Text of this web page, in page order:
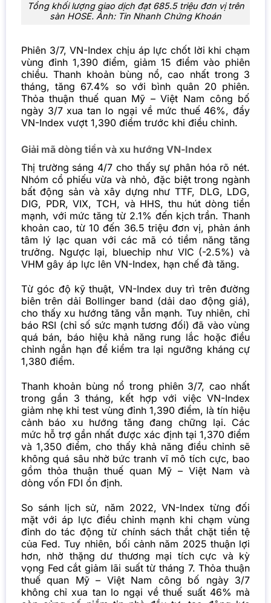
Tổng khối lượng giao dịch đạt 685.5 triệu đơn vị trên
sàn HOSE. Ảnh: Tin Nhanh Chứng Khoán
Phiên 3/7, VN-Index chịu áp lực chốt lời khi chạm
vùng đỉnh 1,390 điểm, giảm 15 điểm vào phiên
chiều. Thanh khoản bùng nổ, cao nhất trong 3
tháng, tăng 67.4% so với bình quân 20 phiên.
Thỏa thuận thuế quan Mỹ – Việt Nam công bố
ngày 3/7 xua tan lo ngại về mức thuế 46%, đẩy
VN-Index vượt 1,390 điểm trước khi điều chỉnh.
Giải mã dòng tiền và xu hướng VN-Index
Thị trường sáng 4/7 cho thấy sự phân hóa rõ nét.
Nhóm cổ phiếu vừa và nhỏ, đặc biệt trong ngành
bất động sản và xây dựng như TTF, DLG, LDG,
DIG, PDR, VIX, TCH, và HHS, thu hút dòng tiền
mạnh, với mức tăng từ 2.1% đến kịch trần. Thanh
khoản cao, từ 10 đến 36.5 triệu đơn vị, phản ánh
tâm lý lạc quan với các mã có tiềm năng tăng
trưởng. Ngược lại, bluechip như VIC (-2.5%) và
VHM gây áp lực lên VN-Index, hạn chế đà tăng.
Từ góc độ kỹ thuật, VN-Index duy trì trên đường
biên trên dải Bollinger band (dải dao động giá),
cho thấy xu hướng tăng vẫn mạnh. Tuy nhiên, chỉ
báo RSI (chỉ số sức mạnh tương đối) đã vào vùng
quá bán, báo hiệu khả năng rung lắc hoặc điều
chỉnh ngắn hạn để kiểm tra lại ngưỡng kháng cự
1,380 điểm.
Thanh khoản bùng nổ trong phiên 3/7, cao nhất
trong gần 3 tháng, kết hợp với việc VN-Index
giảm nhẹ khi test vùng đỉnh 1,390 điểm, là tín hiệu
cảnh báo xu hướng tăng đang chững lại. Các
mức hỗ trợ gần nhất được xác định tại 1,370 điểm
và 1,350 điểm, cho thấy khả năng điều chỉnh sẽ
không quá sâu nhờ bức tranh vĩ mô tích cực, bao
gồm thỏa thuận thuế quan Mỹ – Việt Nam và
dòng vốn FDI ổn định.
So sánh lịch sử, năm 2022, VN-Index từng đối
mặt với áp lực điều chỉnh mạnh khi chạm vùng
đỉnh do tác động từ chính sách thắt chặt tiền tệ
của Fed. Tuy nhiên, bối cảnh năm 2025 thuận lợi
hơn, nhờ thặng dư thương mại tích cực và kỳ
vọng Fed cắt giảm lãi suất từ tháng 7. Thỏa thuận
thuế quan Mỹ – Việt Nam công bố ngày 3/7
không chỉ xua tan lo ngại về thuế suất 46% mà